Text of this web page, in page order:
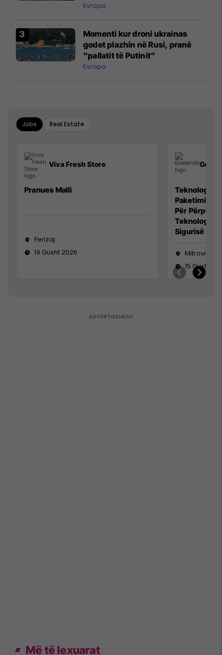
Evropa
Momenti kur droni ukrainas
godet plazhin në Rusi, pranë
"pallatit të Putinit"
Evropa
Jobs Real Estate
Viva Fresh Store
Pranues Malli
Ferizaj
19 Gusht 2026
Teknolog/e
Paketimin e
Për
Teknolog/e
Sigurisë së
Mitrovicë
15 Gusht
Më të lexuarat